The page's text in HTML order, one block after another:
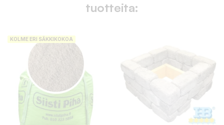
tuotteita:
KOLME ERI SÄKKIKOKOA